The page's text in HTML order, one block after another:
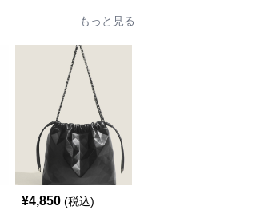
もっと見る
¥4,850 (税込)